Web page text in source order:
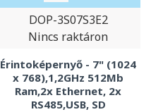
DOP-3S07S3E2
Nincs raktáron
Érintoképernyő - 7" (1024
x 768),1,2GHz 512Mb
Ram,2x Ethernet, 2x
RS485,USB, SD